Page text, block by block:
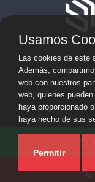
Usamos
Las cookies de este
Además,
web con nuestros
web, quienes
haya proporcionado
haya hecho de sus
Permitir